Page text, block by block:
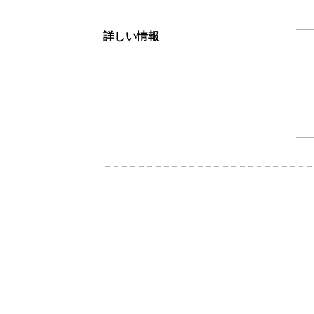
詳しい情報